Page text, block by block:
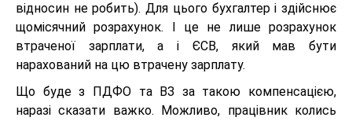
відносин не робить). Для цього бухгалтер і здійснює
щомісячний розрахунок. І це не лише розрахунок
втраченої зарплати, а і ЄСВ, який мав бути
нарахований на цю втрачену зарплату.
Що буде з ПДФО та ВЗ за такою компенсацією,
наразі сказати важко. Можливо, працівник колись